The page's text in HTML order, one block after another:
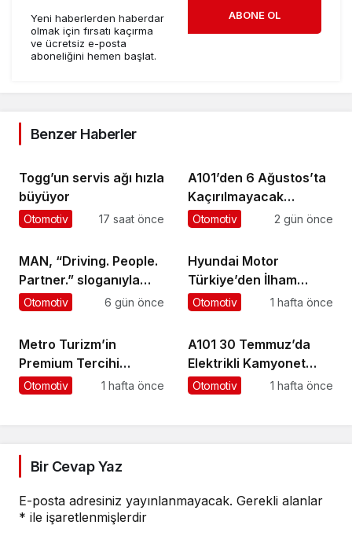
Yeni haberlerden haberdar
olmak için fırsatı kaçırma
ve ücretsiz e-posta
aboneliğini hemen başlat.
ABONE OL
Benzer Haberler
Togg’un servis ağı hızla
büyüyor
Otomotiv 17 saat önce
A101’den 6 Ağustos’ta
Kaçırılmayacak
Motosiklet Fırsatı
Otomotiv 2 gün önce
MAN, “Driving. People.
Partner.” sloganıyla
Eylül ayındaki IAA
2026’da
Otomotiv 6 gün önce
Hyundai Motor
Türkiye’den İlham
Veren Gençlik Kampı
Otomotiv 1 hafta önce
Metro Turizm’in
Premium Tercihi
Neoplan Skyliner Oldu
Otomotiv 1 hafta önce
A101 30 Temmuz’da
Elektrikli Kamyonet
Satacak
Otomotiv 1 hafta önce
Bir Cevap Yaz
E-posta adresiniz yayınlanmayacak. Gerekli alanlar
* ile işaretlenmişlerdir